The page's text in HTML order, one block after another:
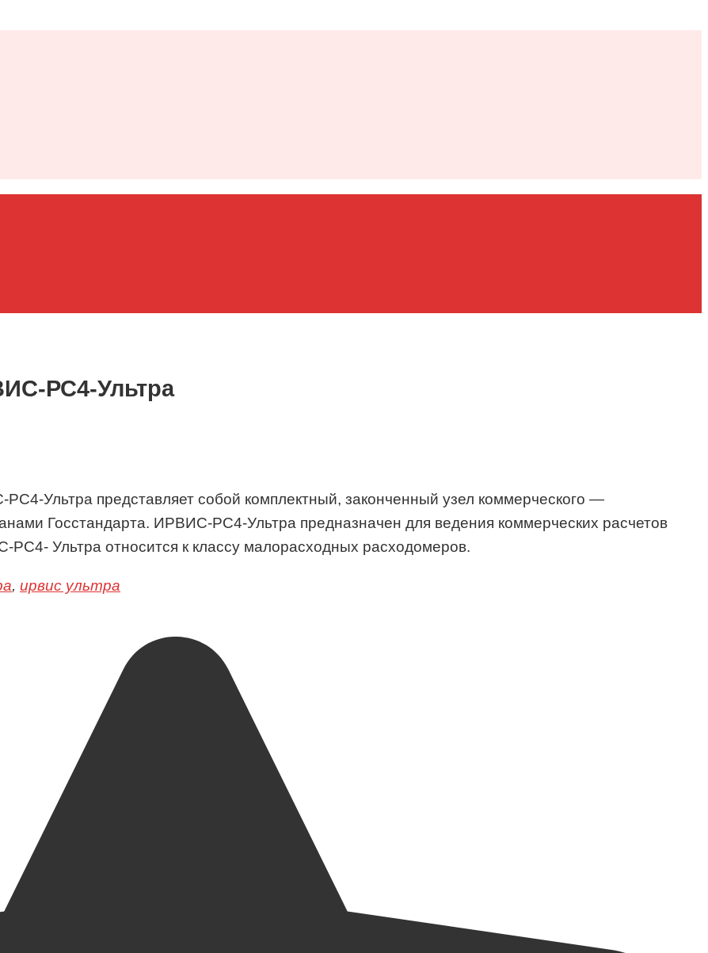
РС4-Ультра
Ультра представляет собой комплектный, законченный узел коммерческого —
Госстандарта. ИРВИС-РС4-Ультра предназначен для ведения коммерческих расчетов
Ультра относится к классу малорасходных расходомеров.
, ирвис ультра